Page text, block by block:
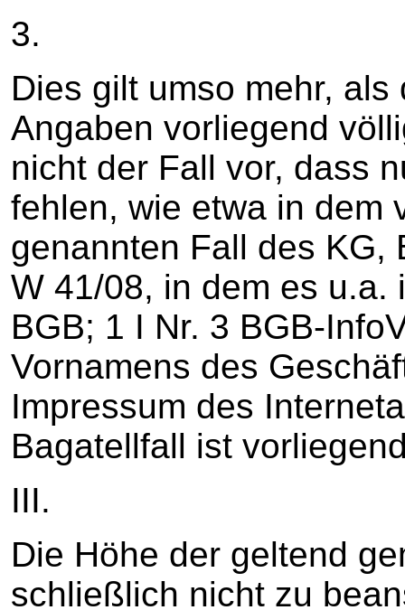
3.
Dies gilt umso mehr,
Angaben vorliegend
nicht der Fall vor, dass
fehlen, wie etwa in dem
genannten Fall des KG,
W 41/08, in dem es u.a.
BGB; 1 I Nr. 3 BGB-
Vornamens des
Impressum des
Bagatellfall ist
III.
Die Höhe der geltend
schließlich nicht zu